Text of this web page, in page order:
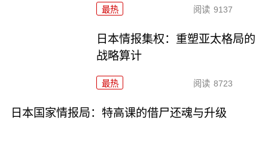
最热 阅读 9137
日本情报集权：重塑亚太格局的
战略算计
最热 阅读 8723
日本国家情报局：特高课的借尸还魂与升级